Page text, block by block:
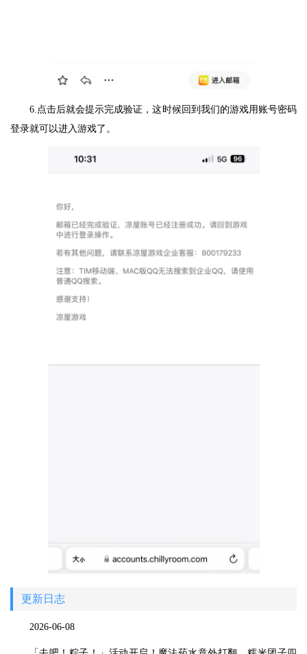
6.点击后就会提示完成验证，这时候回到我们的游戏用账号密码
登录就可以进入游戏了。
更新日志
2026-06-08